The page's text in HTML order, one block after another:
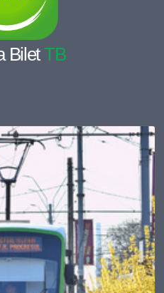
BiletTB